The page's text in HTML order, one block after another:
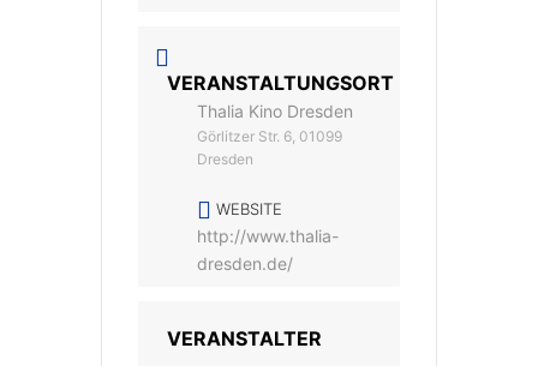
VERANSTALTUNGSORT
Thalia Kino Dresden
Görlitzer Str. 6, 01099
Dresden
WEBSITE
http://www.thalia-
dresden.de/
VERANSTALTER